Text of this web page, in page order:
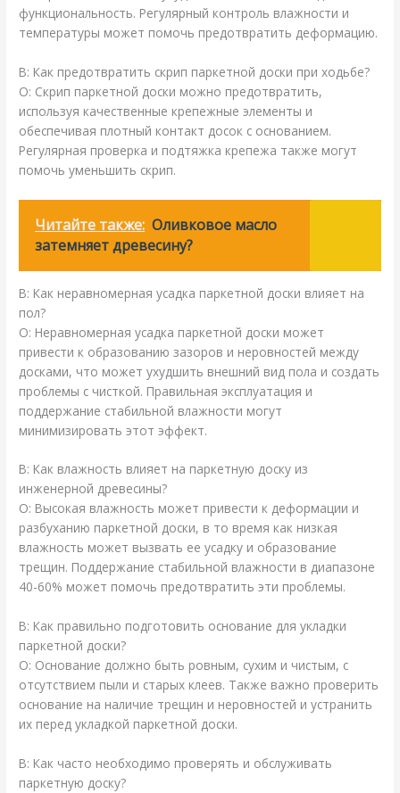
функциональность. Регулярный контроль влажности и
температуры может помочь предотвратить деформацию.
В: Как предотвратить скрип паркетной доски при ходьбе?
О: Скрип паркетной доски можно предотвратить,
используя качественные крепежные элементы и
обеспечивая плотный контакт досок с основанием.
Регулярная проверка и подтяжка крепежа также могут
помочь уменьшить скрип.
Читайте также: Оливковое масло
затемняет древесину?
В: Как неравномерная усадка паркетной доски влияет на
пол?
О: Неравномерная усадка паркетной доски может
привести к образованию зазоров и неровностей между
досками, что может ухудшить внешний вид пола и создать
проблемы с чисткой. Правильная эксплуатация и
поддержание стабильной влажности могут
минимизировать этот эффект.
В: Как влажность влияет на паркетную доску из
инженерной древесины?
О: Высокая влажность может привести к деформации и
разбуханию паркетной доски, в то время как низкая
влажность может вызвать ее усадку и образование
трещин. Поддержание стабильной влажности в диапазоне
40-60% может помочь предотвратить эти проблемы.
В: Как правильно подготовить основание для укладки
паркетной доски?
О: Основание должно быть ровным, сухим и чистым, с
отсутствием пыли и старых клеев. Также важно проверить
основание на наличие трещин и неровностей и устранить
их перед укладкой паркетной доски.
В: Как часто необходимо проверять и обслуживать
паркетную доску?